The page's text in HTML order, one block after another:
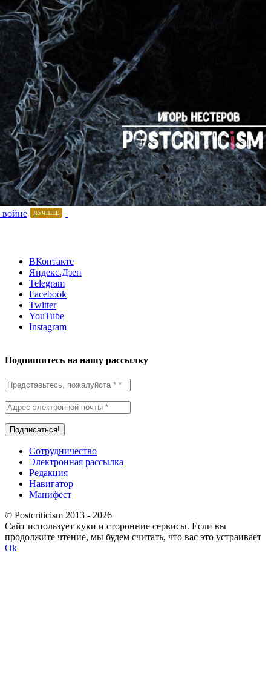
ЛУЧШЕЕ
ВКонтакте
Яндекс.Дзен
Telegram
Facebook
Twitter
YouTube
Instagram
Подпишитесь на нашу рассылку
Сотрудничество
Электронная рассылка
Редакция
Навигатор
Манифест
© Postcriticism 2013 - 2026
Сайт использует куки и сторонние сервисы. Если вы
продолжите чтение, мы будем считать, что вас это устраивает
Ok